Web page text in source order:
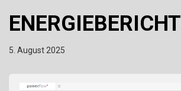
ENERGIEBERICHT
5. August 2025